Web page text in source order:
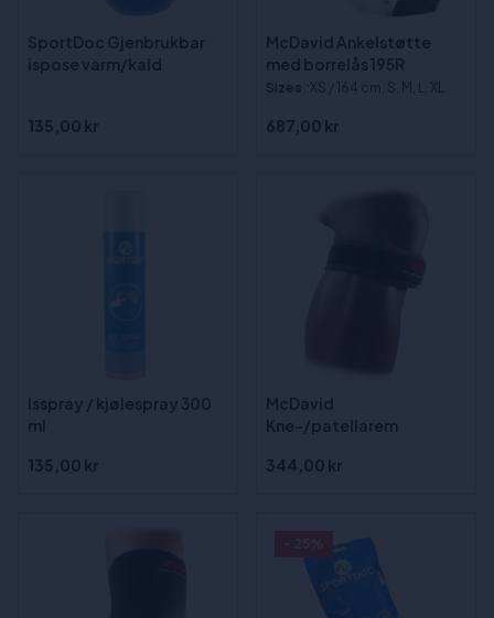
SportDoc Gjenbrukbar
ispose varm/kald
135,00 kr
McDavid Ankelstøtte
med borrelås 195R
Sizes :XS / 164 cm, S, M, L, XL
687,00 kr
Isspray / kjølespray 300
ml
135,00 kr
McDavid
Kne-/patellarem
344,00 kr